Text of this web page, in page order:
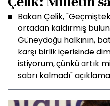
Bakan Çelik,
ortadan kaldırmış
Güneydoğu halkının,
karşı birlik içerisinde
istiyorum, çünkü artık
sabrı kalmadı"